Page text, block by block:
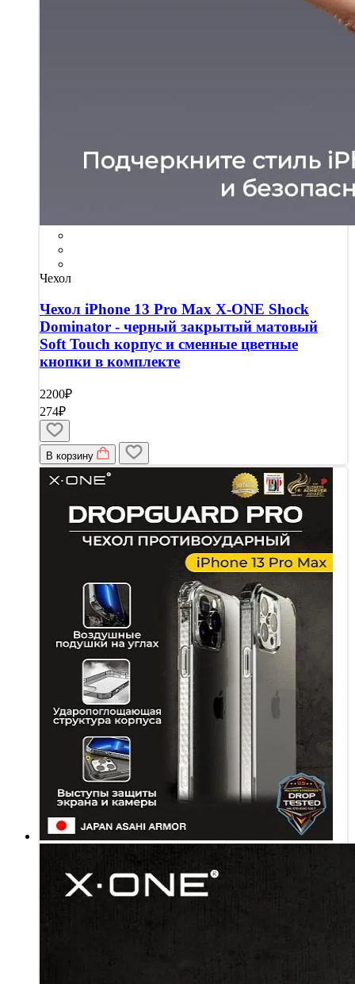
Чехол
Чехол iPhone 13 Pro Max X-ONE Shock
Dominator - черный закрытый матовый
Soft Touch корпус и сменные цветные
кнопки в комплекте
2200₽
274₽
В корзину